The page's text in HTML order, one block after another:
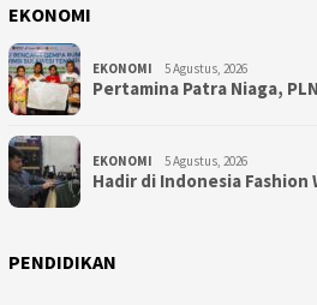
EKONOMI
EKONOMI 5 Agustus, 2026
Pertamina Patra Niaga,
EKONOMI 5 Agustus, 2026
Hadir di Indonesia Fashion
PENDIDIKAN